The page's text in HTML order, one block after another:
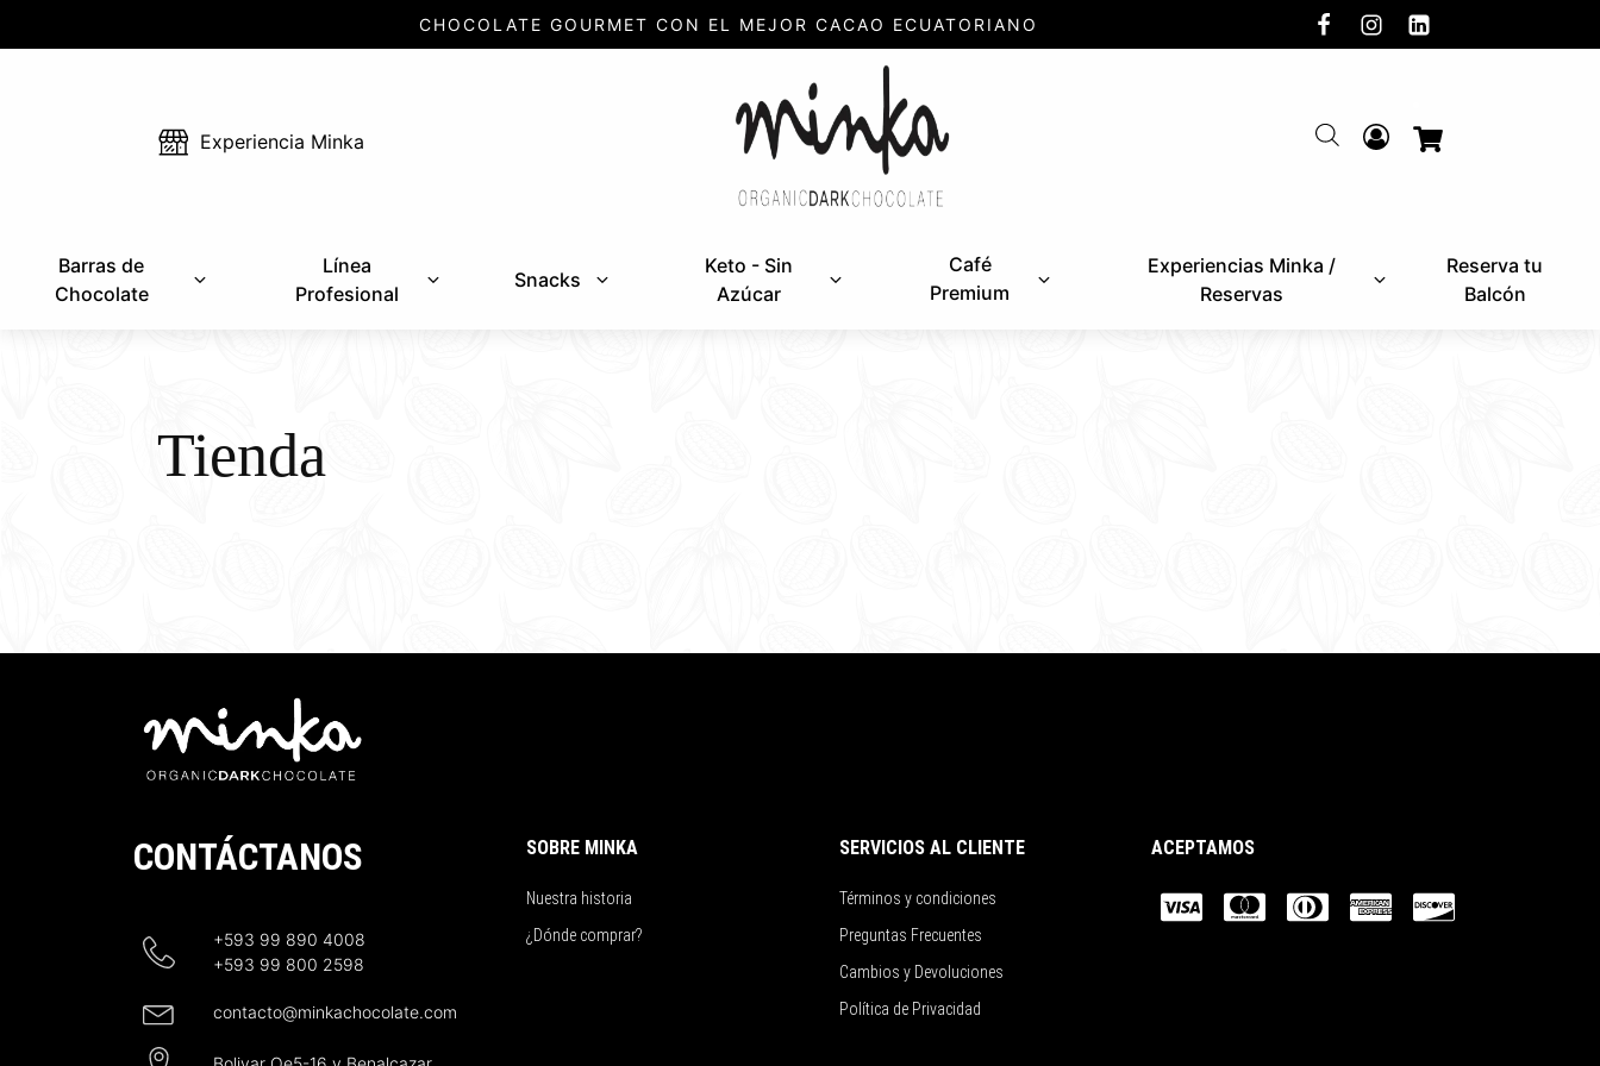
CHOCOLATE GOURMET CON EL MEJOR CACAO ECUATORIANO
Experiencia Minka
Barras de
Chocolate
Línea
Profesional
Snacks
Keto - Sin
Azúcar
Café
Premium
Experiencias Minka /
Reservas
Reserva tu
Balcón
Tienda
CONTÁCTANOS
+593 99 890 4008
+593 99 800 2598
contacto@minkachocolate.com
SOBRE MINKA
Nuestra historia
¿Dónde comprar?
SERVICIOS AL CLIENTE
Términos y condiciones
Preguntas Frecuentes
Cambios y Devoluciones
Política de Privacidad
ACEPTAMOS